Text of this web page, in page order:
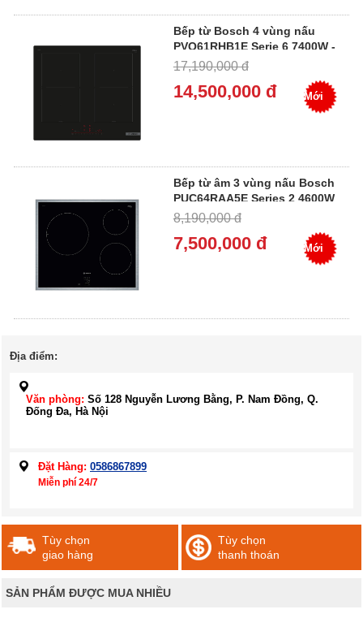
Bếp từ Bosch 4 vùng nấu
PVQ61RHB1E Serie 6 7400W -
Miễn Phí Giao Hàng, Bảo
17,190,000 đ
14,500,000 đ Mới
Bếp từ âm 3 vùng nấu Bosch
PUC64RAA5E Series 2 4600W
- Miễn Phí Giao Hàng, Bảo
8,190,000 đ
7,500,000 đ Mới
Địa điểm:
Văn phòng: Số 128 Nguyễn Lương Bằng, P. Nam Đồng, Q.
Đống Đa, Hà Nội
Đặt Hàng: 0586867899
Miễn phí 24/7
Tùy chọn
giao hàng
Tùy chọn
thanh thoán
SẢN PHẨM ĐƯỢC MUA NHIỀU